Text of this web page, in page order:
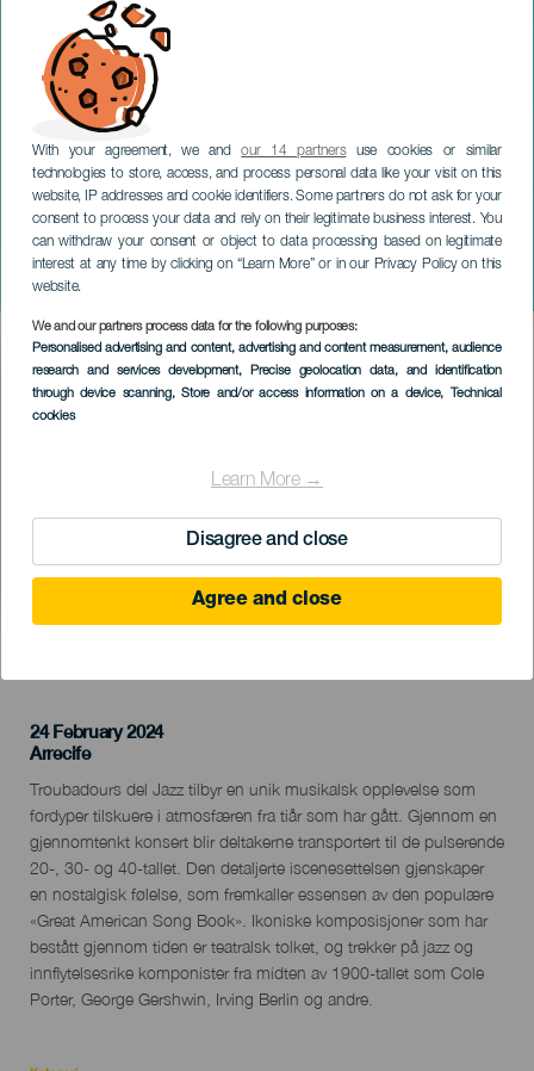
With your agreement, we andour 14 partnersuse cookies or similar
technologies to store, access, and process personal data like your visit on this
website, IP addresses and cookie identifiers. Some partners do not ask for your
consent to process your data and rely on their legitimate business interest. You
can withdraw your consent or object to data processing based on legitimate
interest at any time by clicking on “Learn More” or in our Privacy Policy on this
website.
We and our partners process data for the following purposes:
Personalised advertising and content, advertising and content measurement, audience
research and services development, Precise geolocation data, and identification
through device scanning, Store and/or access information on a device, Technical
cookies
Learn More →
Disagree and close
Agree and close
Trovadores del Jazz
LANZAROTE
Imagen
Listado
24 February 2024
Localidad
Arrecife
Descripción
del
evento
Troubadours del Jazz tilbyr en unik musikalsk opplevelse som
fordyper tilskuere i atmosfæren fra tiår som har gått. Gjennom en
gjennomtenkt konsert blir deltakerne transportert til de pulserende
20-, 30- og 40-tallet. Den detaljerte iscenesettelsen gjenskaper
en nostalgisk følelse, som fremkaller essensen av den populære
«Great American Song Book». Ikoniske komposisjoner som har
bestått gjennom tiden er teatralsk tolket, og trekker på jazz og
innflytelsesrike komponister fra midten av 1900-tallet som Cole
Porter, George Gershwin, Irving Berlin og andre.